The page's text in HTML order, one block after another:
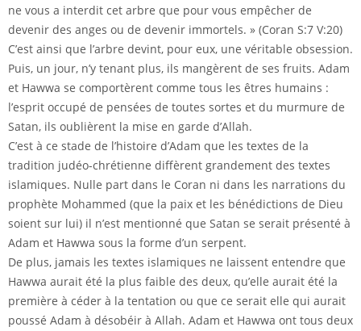
ne vous a interdit cet arbre que pour vous empêcher de
devenir des anges ou de devenir immortels. » (Coran S:7 V:20)
C’est ainsi que l’arbre devint, pour eux, une véritable obsession.
Puis, un jour, n’y tenant plus, ils mangèrent de ses fruits. Adam
et Hawwa se comportèrent comme tous les êtres humains :
l’esprit occupé de pensées de toutes sortes et du murmure de
Satan, ils oublièrent la mise en garde d’Allah.
C’est à ce stade de l’histoire d’Adam que les textes de la
tradition judéo-chrétienne diffèrent grandement des textes
islamiques. Nulle part dans le Coran ni dans les narrations du
prophète Mohammed (que la paix et les bénédictions de Dieu
soient sur lui) il n’est mentionné que Satan se serait présenté à
Adam et Hawwa sous la forme d’un serpent.
De plus, jamais les textes islamiques ne laissent entendre que
Hawwa aurait été la plus faible des deux, qu’elle aurait été la
première à céder à la tentation ou que ce serait elle qui aurait
poussé Adam à désobéir à Allah. Adam et Hawwa ont tous deux